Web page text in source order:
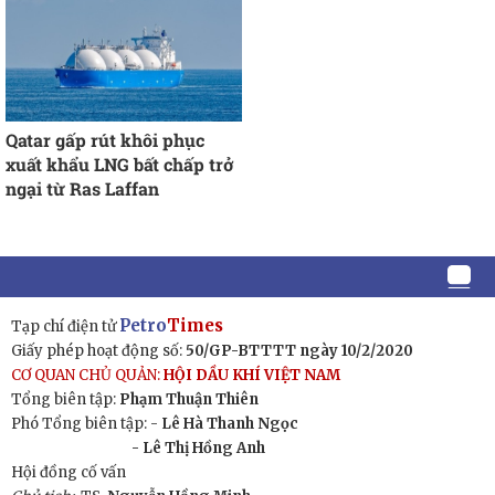
Qatar gấp rút khôi phục
xuất khẩu LNG bất chấp trở
ngại từ Ras Laffan
Tạp chí điện tửPetroTimes
Giấy phép hoạt động số: 50/GP-BTTTT ngày 10/2/2020
CƠ QUAN CHỦ QUẢN:HỘI DẦU KHÍ VIỆT NAM
Tổng biên tập: Phạm Thuận Thiên
Phó Tổng biên tập: - Lê Hà Thanh Ngọc
- Lê Thị Hồng Anh
Hội đồng cố vấn